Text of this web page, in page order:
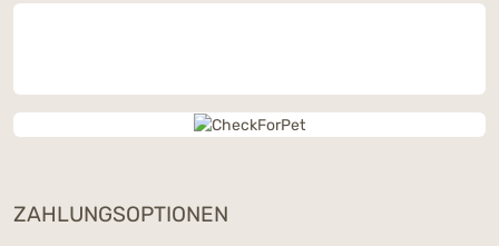
ZAHLUNGSOPTIONEN